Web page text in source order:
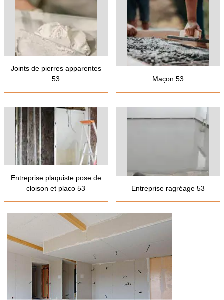
Joints de pierres apparentes
53
Maçon 53
Entreprise plaquiste pose de
cloison et placo 53
Entreprise ragréage 53